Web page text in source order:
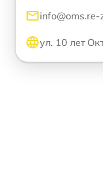
info@oms.re-
ул. 10 лет